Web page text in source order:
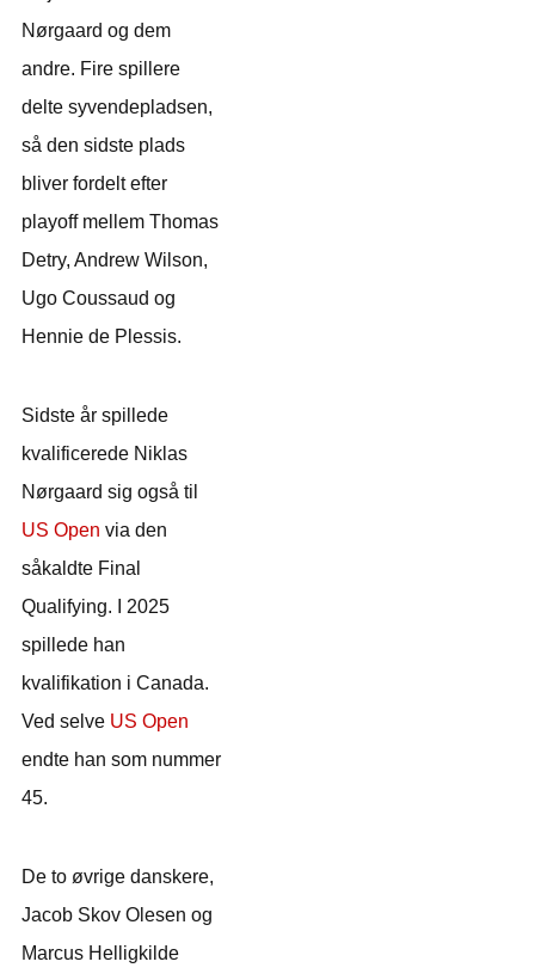
Nørgaard og dem
andre. Fire spillere
delte syvendepladsen,
så den sidste plads
bliver fordelt efter
playoff mellem Thomas
Detry, Andrew Wilson,
Ugo Coussaud og
Hennie de Plessis.
Sidste år spillede
kvalificerede Niklas
Nørgaard sig også til
US Open via den
såkaldte Final
Qualifying. I 2025
spillede han
kvalifikation i Canada.
Ved selve US Open
endte han som nummer
45.
De to øvrige danskere,
Jacob Skov Olesen og
Marcus Helligkilde